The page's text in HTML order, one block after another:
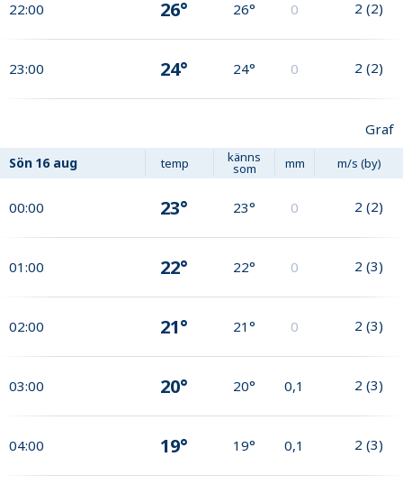
22:00 26° 26° 0 2 (2)
23:00 24° 24° 0 2 (2)
Graf
Sön 16 aug temp känns
som mm m/s (by)
00:00 23° 23° 0 2 (2)
01:00 22° 22° 0 2 (3)
02:00 21° 21° 0 2 (3)
03:00 20° 20° 0,1 2 (3)
04:00 19° 19° 0,1 2 (3)